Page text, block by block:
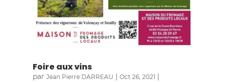
Foire aux vins
par Jean Pierre DARREAU | Oct 26, 2021 |